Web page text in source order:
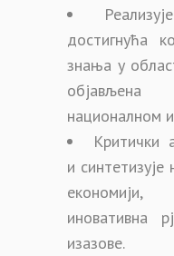
достигнућа
знања у
националном
Критички
и
иновативна
изазове.